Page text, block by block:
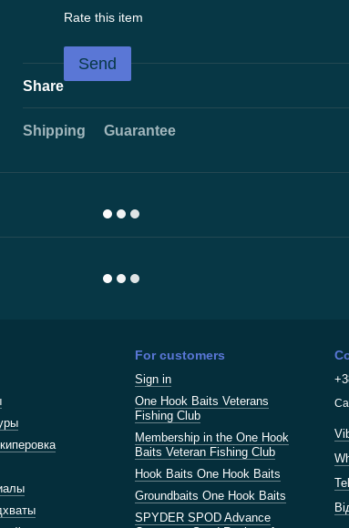
Rate this item
Send
Share
Shipping Guarantee
For customers
Sign in
One Hook Baits Veterans
Fishing Club
Membership in the One Hook
Baits Veteran Fishing Club
Hook Baits One Hook Baits
Groundbaits One Hook Baits
SPYDER SPOD Advance